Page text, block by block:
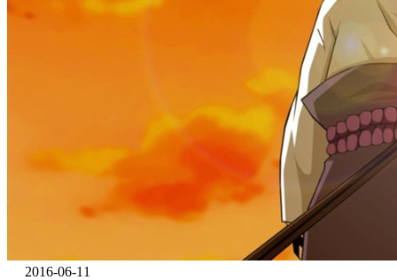
2016-06-11